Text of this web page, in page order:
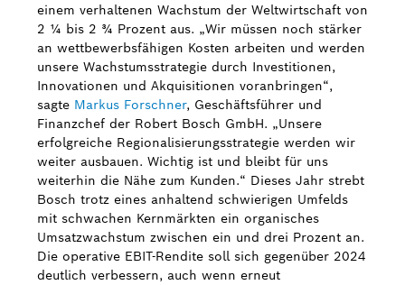
einem verhaltenen Wachstum der Weltwirtschaft von
2 ¼ bis 2 ¾ Prozent aus. „Wir müssen noch stärker
an wettbewerbsfähigen Kosten arbeiten und werden
unsere Wachstumsstrategie durch Investitionen,
Innovationen und Akquisitionen voranbringen“,
sagte Markus Forschner, Geschäftsführer und
Finanzchef der Robert Bosch GmbH. „Unsere
erfolgreiche Regionalisierungsstrategie werden wir
weiter ausbauen. Wichtig ist und bleibt für uns
weiterhin die Nähe zum Kunden.“ Dieses Jahr strebt
Bosch trotz eines anhaltend schwierigen Umfelds
mit schwachen Kernmärkten ein organisches
Umsatzwachstum zwischen ein und drei Prozent an.
Die operative EBIT-Rendite soll sich gegenüber 2024
deutlich verbessern, auch wenn erneut